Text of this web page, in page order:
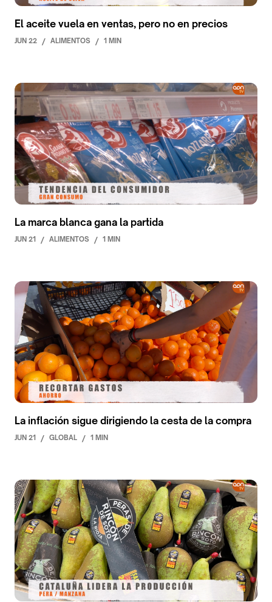
El aceite vuela en ventas, pero no en precios
JUN 22 / ALIMENTOS / 1 MIN
La marca blanca gana la partida
JUN 21 / ALIMENTOS / 1 MIN
La inflación sigue dirigiendo la cesta de la compra
JUN 21 / GLOBAL / 1 MIN